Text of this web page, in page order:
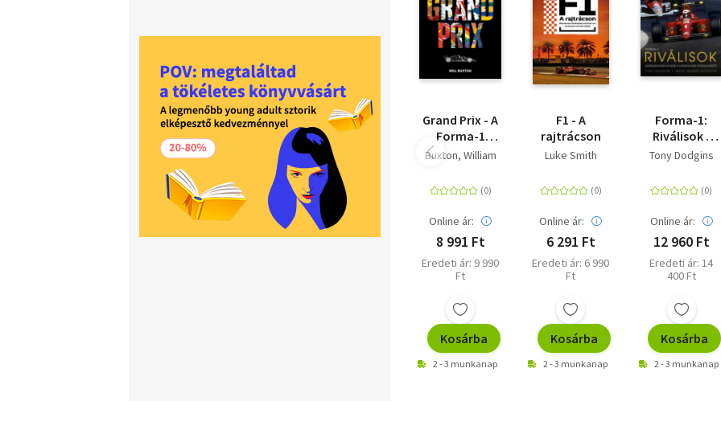
Grand Prix - A
Forma-1
illusztrált
Buxton, William
Online ár:
8 991 Ft
Eredeti ár: 9 990
Ft
Kosárba
2 - 3 munkanap
F1 - A
rajtrácson
Luke Smith
Online ár:
6 291 Ft
Eredeti ár: 6 990
Ft
Kosárba
2 - 3 munkanap
Forma-1:
Riválisok -
Legendás
a legnagyobb
sztárok
kőzőtt
Tony Dodgins
Online ár:
12 960 Ft
Eredeti ár: 14
400 Ft
Kosárba
2 - 3 munkanap